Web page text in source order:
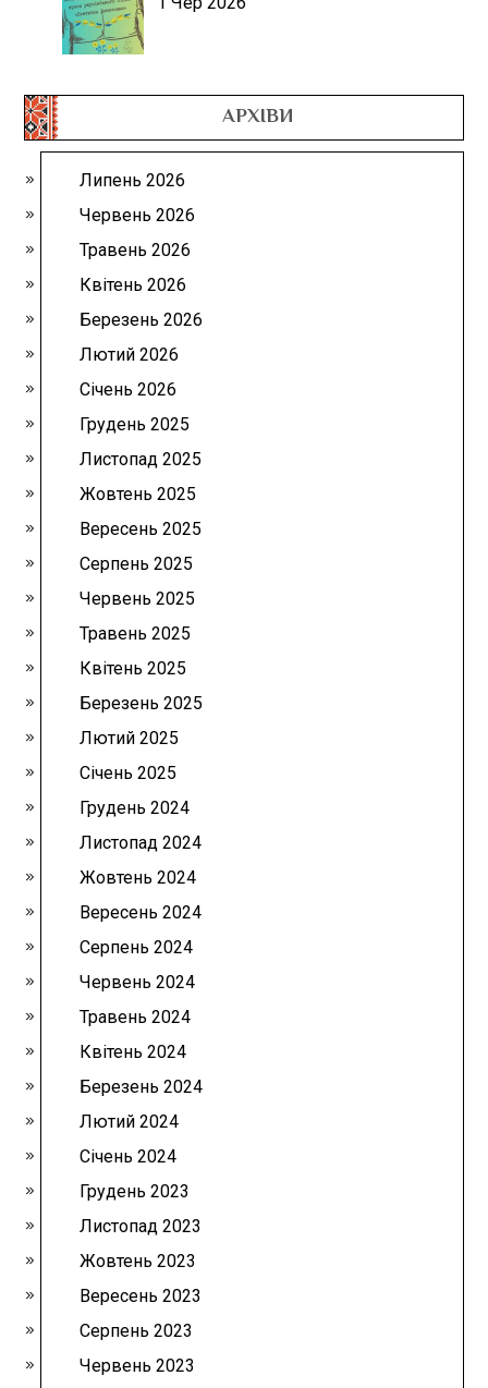
АРХІВИ
Липень 2026
Червень 2026
Травень 2026
Квітень 2026
Березень 2026
Лютий 2026
Січень 2026
Грудень 2025
Листопад 2025
Жовтень 2025
Вересень 2025
Серпень 2025
Червень 2025
Травень 2025
Квітень 2025
Березень 2025
Лютий 2025
Січень 2025
Грудень 2024
Листопад 2024
Жовтень 2024
Вересень 2024
Серпень 2024
Червень 2024
Травень 2024
Квітень 2024
Березень 2024
Лютий 2024
Січень 2024
Грудень 2023
Листопад 2023
Жовтень 2023
Вересень 2023
Серпень 2023
Червень 2023